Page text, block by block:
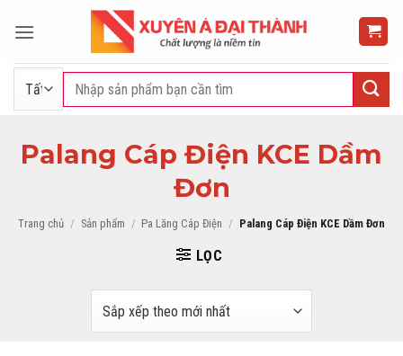
qua
Tìm
Palang Cáp Điện KCE Dầm
Đơn
Trang chủ / Sản phẩm / Pa Lăng Cáp Điện / Palang Cáp Điện KCE Dầm Đơn
LỌC